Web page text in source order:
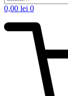
0,00 lei 0